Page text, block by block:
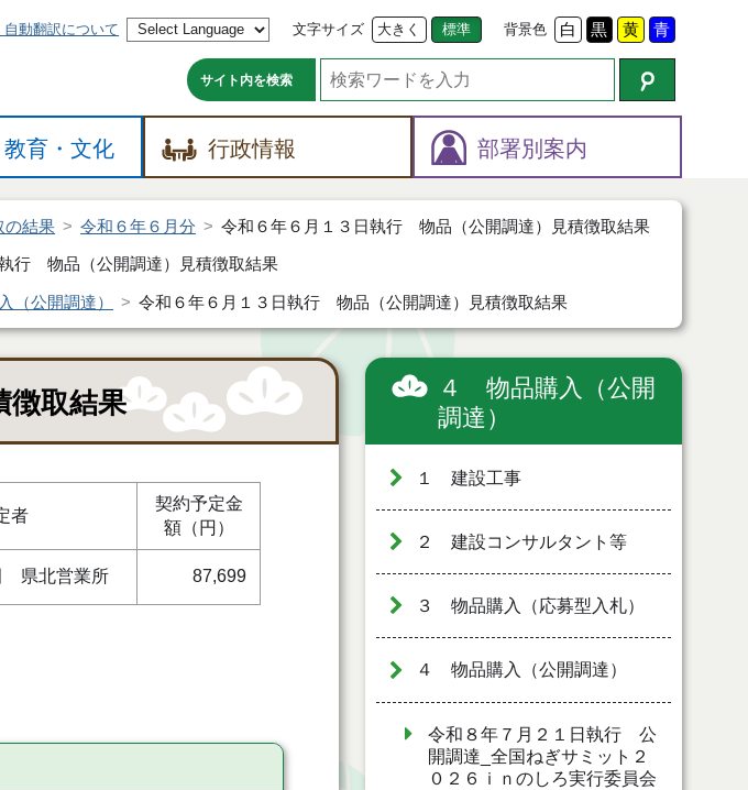
自動翻訳について 文字サイズ 大きく 標準 背景色 白 黒 黄 青
サイト内を検索
教育・文化 行政情報 部署別案内
結果 令和６年６月分 令和６年６月１３日執行 物品（公開調達）見積徴取結果
行 物品（公開調達）見積徴取結果
（公開調達） 令和６年６月１３日執行 物品（公開調達）見積徴取結果
徴取結果
者
契約予定金
額（円）
県北営業所 87,699
４ 物品購入（公開
調達）
１ 建設工事
２ 建設コンサルタント等
３ 物品購入（応募型入札）
４ 物品購入（公開調達）
令和８年７月２１日執行 公
開調達_全国ねぎサミット２
０２６ｉｎのしろ実行委員会